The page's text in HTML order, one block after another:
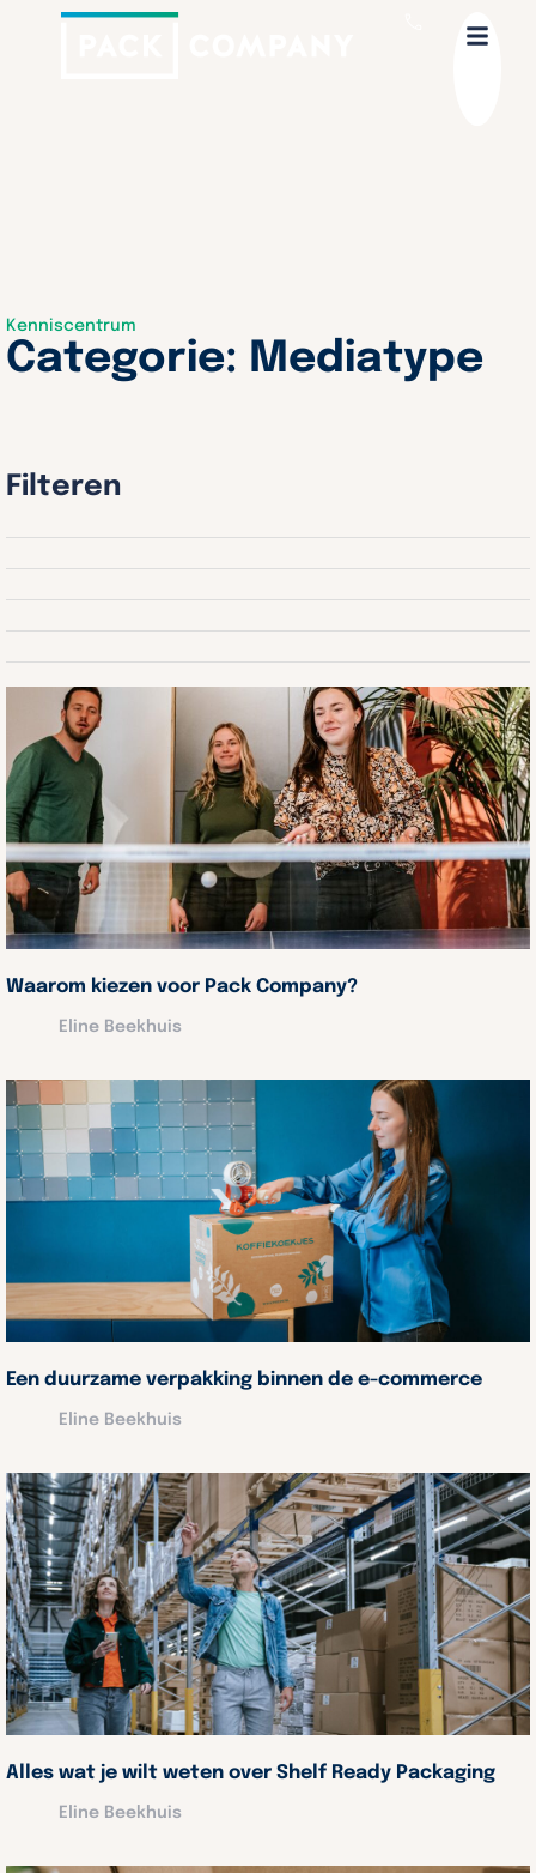
Kenniscentrum
Categorie: Mediatype
Filteren
Waarom kiezen voor Pack Company?
Eline Beekhuis
Een duurzame verpakking binnen de e-commerce
Eline Beekhuis
Alles wat je wilt weten over Shelf Ready Packaging
Eline Beekhuis